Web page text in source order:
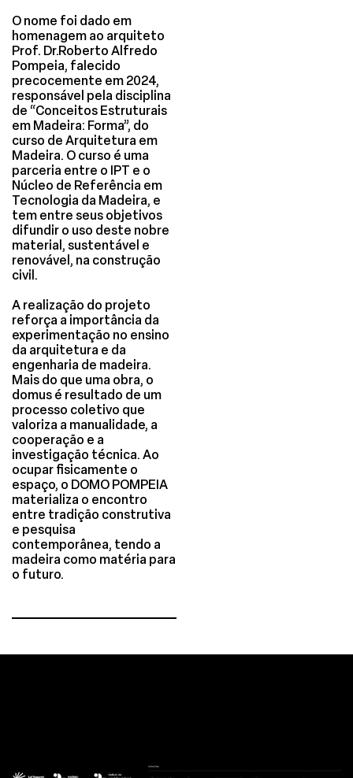
O nome foi dado em
homenagem ao arquiteto
Prof. Dr.Roberto Alfredo
Pompeia, falecido
precocemente em 2024,
responsável pela disciplina
de “Conceitos Estruturais
em Madeira: Forma”, do
curso de Arquitetura em
Madeira. O curso é uma
parceria entre o IPT e o
Núcleo de Referência em
Tecnologia da Madeira, e
tem entre seus objetivos
difundir o uso deste nobre
material, sustentável e
renovável, na construção
civil.
A realização do projeto
reforça a importância da
experimentação no ensino
da arquitetura e da
engenharia de madeira.
Mais do que uma obra, o
domus é resultado de um
processo coletivo que
valoriza a manualidade, a
cooperação e a
investigação técnica. Ao
ocupar fisicamente o
espaço, o DOMO POMPEIA
materializa o encontro
entre tradição construtiva
e pesquisa
contemporânea, tendo a
madeira como matéria para
o futuro.